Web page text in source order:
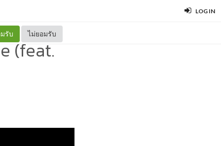
LOG IN
รับ ไม่ยอมรับ
(feat.